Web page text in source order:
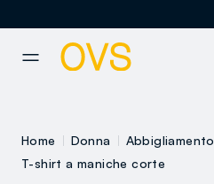
Home Donna Abbigliamento
T-shirt a maniche corte